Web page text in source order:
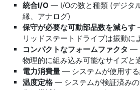
統合I/O ― I/Oの数と種類 (デジタ
縁、アナログ)
保守が必要な可動部品数を減らす
リッドステートドライブは振動に
コンパクトなフォームファクタ ―
物理的に組み込み可能なサイズと
電力消費量 ― システムが使用す
温度定格― システムが検証済みの